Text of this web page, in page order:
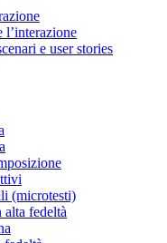
l’interazione
e user stories
(microtesti)
alta fedeltà